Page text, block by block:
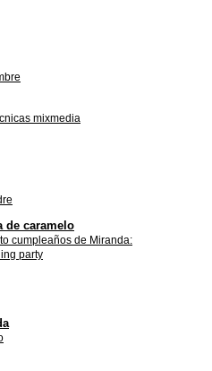
mixmedia
de caramelo
cumpleaños de Miranda:
party